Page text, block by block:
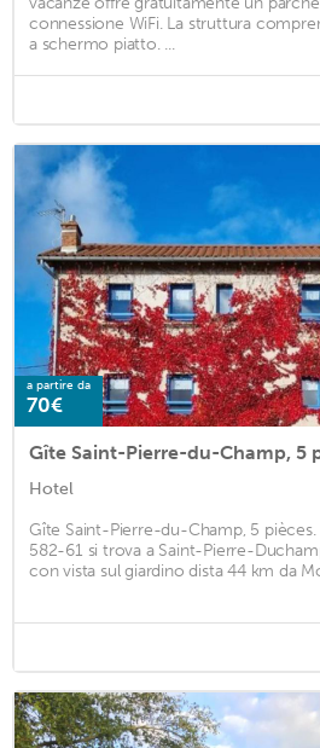
connessione WiFi. La struttura
a schermo piatto. ...
a partire da
70€
Hotel
Gîte Saint-Pierre-du-Champ, 5
582-61 si trova a Saint-Pierre-
con vista sul giardino dista 44 km da